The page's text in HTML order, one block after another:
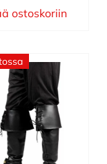
ostoskoriin